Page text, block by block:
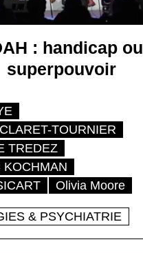
: handicap ou
superpouvoir
TOURNIER
TREDEZ
KOCHMAN
Olivia Moore
& PSYCHIATRIE